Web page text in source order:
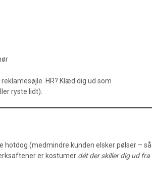
HR? Klæd dig ud som
ryste lidt).
hotdog (medmindre kunden elsker pølser – så
er kostumer dét der skiller dig ud fra